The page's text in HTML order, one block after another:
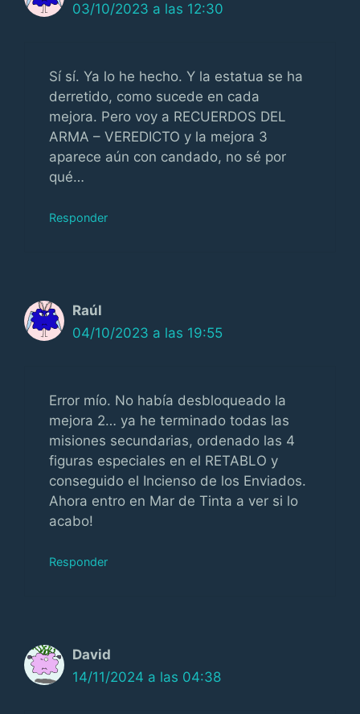
03/10/2023 a las 12:30
Sí sí. Ya lo he hecho. Y la estatua se ha
derretido, como sucede en cada
mejora. Pero voy a RECUERDOS DEL
ARMA – VEREDICTO y la mejora 3
aparece aún con candado, no sé por
qué…
Responder
Raúl
04/10/2023 a las 19:55
Error mío. No había desbloqueado la
mejora 2… ya he terminado todas las
misiones secundarias, ordenado las 4
figuras especiales en el RETABLO y
conseguido el Incienso de los Enviados.
Ahora entro en Mar de Tinta a ver si lo
acabo!
Responder
David
14/11/2024 a las 04:38